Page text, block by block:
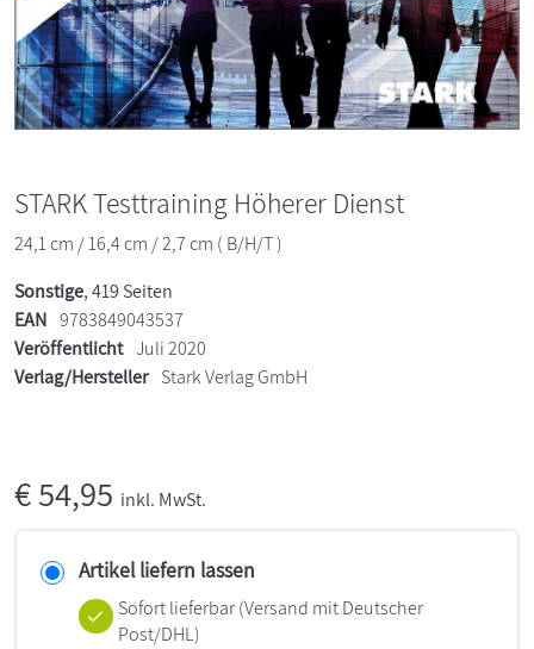
STARK Testtraining Höherer Dienst
24,1 cm / 16,4 cm / 2,7 cm ( B/H/T )
Sonstige, 419 Seiten
EAN 9783849043537
Veröffentlicht Juli 2020
Verlag/Hersteller Stark Verlag GmbH
€54,95 inkl. MwSt.
Artikel liefern lassen
Sofort lieferbar(Versand mit Deutscher
Post/DHL)